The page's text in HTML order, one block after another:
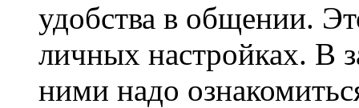
удобства в общении.
личных настройках. В
ними надо